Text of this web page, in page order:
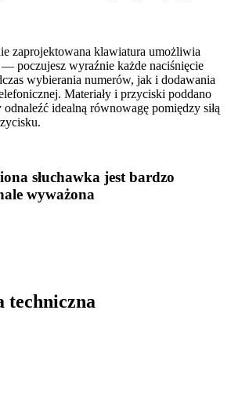
zaprojektowana klawiatura umożliwia
poczujesz wyraźnie każde naciśnięcie
wybierania numerów, jak i dodawania
Materiały i przyciski poddano
odnaleźć idealną równowagę pomiędzy siłą
słuchawka jest bardzo
wyważona
techniczna